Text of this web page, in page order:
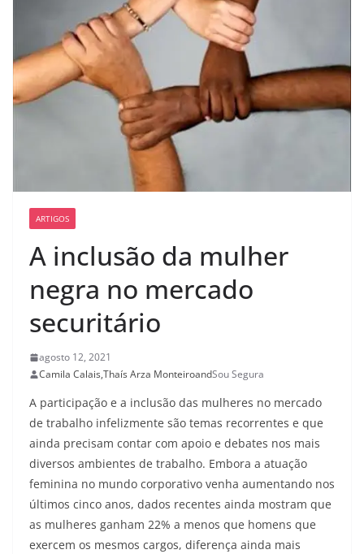
ARTIGOS
A inclusão da mulher
negra no mercado
securitário
agosto 12, 2021
Camila Calais,Thaís Arza MonteiroandSou Segura
A participação e a inclusão das mulheres no mercado
de trabalho infelizmente são temas recorrentes e que
ainda precisam contar com apoio e debates nos mais
diversos ambientes de trabalho. Embora a atuação
feminina no mundo corporativo venha aumentando nos
últimos cinco anos, dados recentes ainda mostram que
as mulheres ganham 22% a menos que homens que
exercem os mesmos cargos, diferença ainda mais